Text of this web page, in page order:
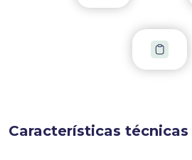
Características técnicas